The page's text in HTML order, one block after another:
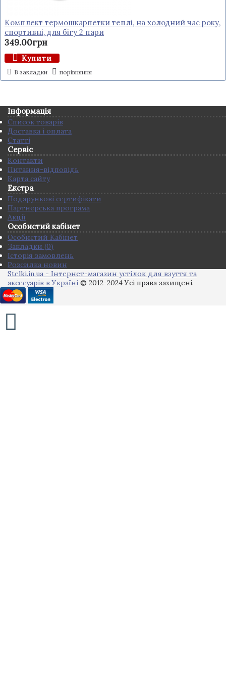
Комплект термошкарпетки теплі, на холодний час року,
спортивні, для бігу 2 пари
349.00грн
Купити
В закладки порівняння
Інформація
Список товарів
Доставка і оплата
Статті
Сервіс
Контакти
Питання-відповідь
Карта сайту
Екстра
Подарункові сертифікати
Партнерська програма
Акції
Особистий кабінет
Особистий Кабінет
Закладки (0)
Історія замовлень
Розсилка новин
Stelki.in.ua - Інтернет-магазин устілок для взуття та
аксесуарів в Україні © 2012-2024 Усі права захищені.